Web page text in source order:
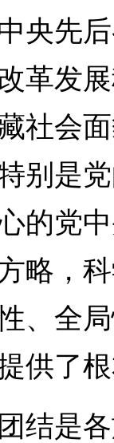
央先
革发
社会面
别是
的党
略，
、全
供了根
是各